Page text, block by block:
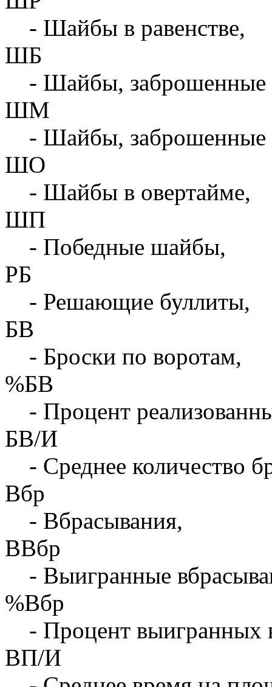
- Шайбы в равенстве,
ШБ
- Шайбы, заброшенные
ШМ
- Шайбы, заброшенные
ШО
- Шайбы в овертайме,
ШП
- Победные шайбы,
РБ
- Решающие буллиты,
БВ
- Броски по воротам,
%БВ
- Процент
БВ/И
- Среднее количество
Вбр
- Вбрасывания,
ВВбр
- Выигранные
%Вбр
- Процент выигранных
ВП/И